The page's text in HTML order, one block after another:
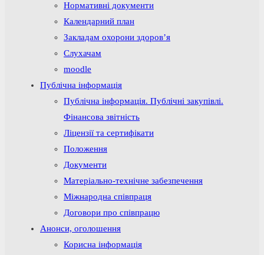
Нормативні документи
Календарний план
Закладам охорони здоров’я
Слухачам
moodle
Публічна інформація
Публічна інформація. Публічні закупівлі.
Фінансова звітність
Ліцензії та сертифікати
Положення
Документи
Матеріально-технічне забезпечення
Міжнародна співпраця
Договори про співпрацю
Анонси, оголошення
Корисна інформація